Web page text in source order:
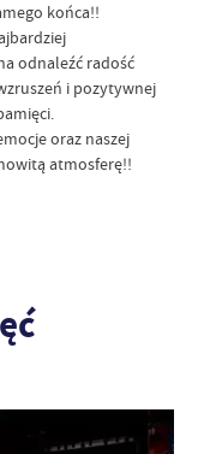
końca!!
odnaleźć radość
i pozytywnej
oraz naszej
atmosferę!!